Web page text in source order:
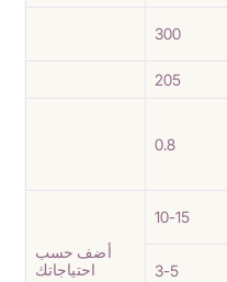
300
205
0.8
10-15
أضف حسب
احتياجاتك
3-5